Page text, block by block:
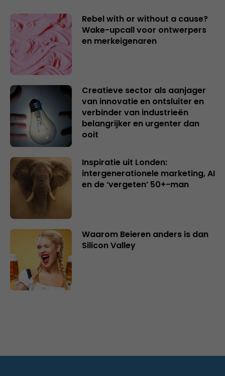
Rebel with or without a cause?
Wake-upcall voor ontwerpers
en merkeigenaren
Creatieve sector als aanjager
van innovatie en ontsluiter en
verbinder van industrieën
belangrijker en urgenter dan
ooit
Inspiratie uit Londen:
intergenerationele marketing, AI
en de ‘vergeten’ 50+-man
Waarom Beieren anders is dan
Silicon Valley